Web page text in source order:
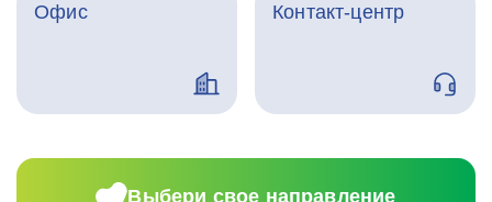
Офис Контакт-центр
Выбери свое направление